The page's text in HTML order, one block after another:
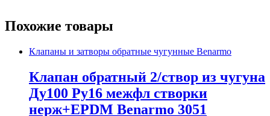
Похожие товары
Клапаны и затворы обратные чугунные Benarmo
Клапан обратный 2/створ из чугуна
Ду100 Ру16 межфл створки
нерж+EPDM Benarmo 3051